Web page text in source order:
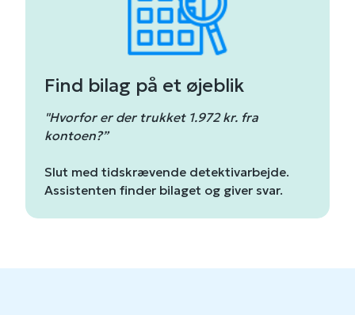
Find bilag på et øjeblik
"Hvorfor er der trukket 1.972 kr. fra
kontoen?”
Slut med tidskrævende detektivarbejde.
Assistenten finder bilaget og giver svar.